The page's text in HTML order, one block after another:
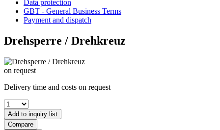
Data protection
GBT - General Business Terms
Payment and dispatch
Drehsperre / Drehkreuz
on request
Delivery time and costs on request
Add to inquiry list
Compare